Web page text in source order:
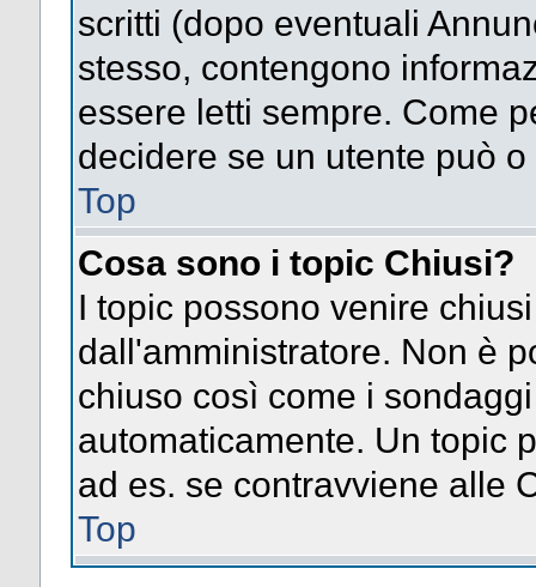
scritti (dopo eventuali
stesso, contengono
essere letti sempre. Come
decidere se un utente può
Top
Cosa sono i topic Chiusi?
I topic possono venire
dall'amministratore. Non è
chiuso così come i
automaticamente. Un topic
ad es. se contravviene alle
Top